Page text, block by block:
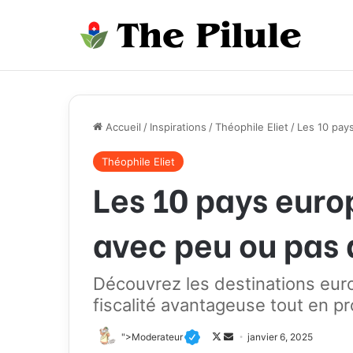
Accueil / Inspirations /Théophile Eliet / Les 10
Théophile Eliet
Les 10 pays
avec peu ou pas
Découvrez les destinations
fiscalité avantageuse tout en
">Moderateur
F
E janvier 6, 2025